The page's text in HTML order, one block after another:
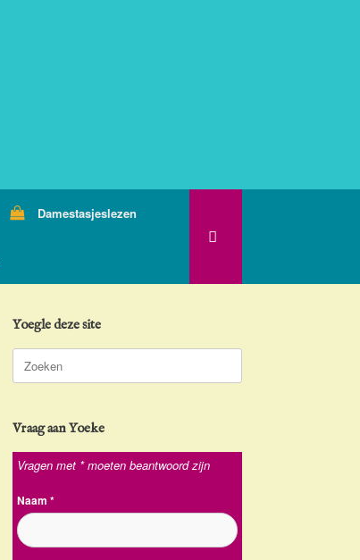
Damestasjeslezen
Yoegle deze site
Zoeken
naar:
Vraag aan Yoeke
Vragen met * moeten beantwoord zijn
Naam*